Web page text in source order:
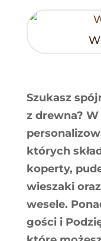
Szukasz
z drewna?
których
koperty,
wieszaki
wesele.
gości i